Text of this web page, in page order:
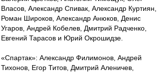
Власов, Александр Спивак, Александр Куртиян,
Роман Широков, Александр Анюков, Денис
Угаров, Андрей Кобелев, Дмитрий Радченко,
Евгений Тарасов и Юрий Окрошидзе.
«Спартак»: Александр Филимонов, Андрей
Тихонов, Егор Титов, Дмитрий Аленичев,